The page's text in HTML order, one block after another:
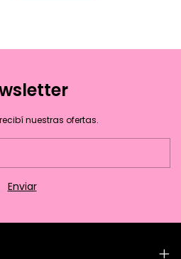
nuestras ofertas.